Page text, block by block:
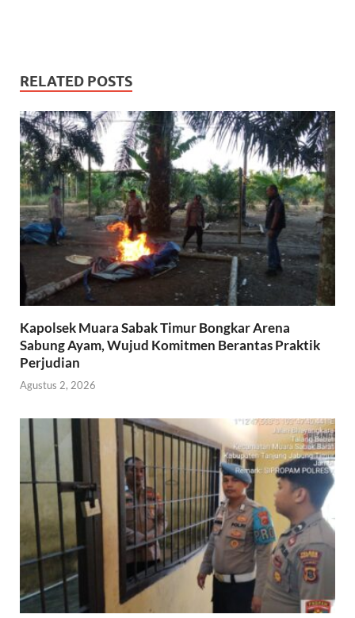
RELATED POSTS
Kapolsek Muara Sabak Timur Bongkar Arena
Sabung Ayam, Wujud Komitmen Berantas Praktik
Perjudian
Agustus 2, 2026